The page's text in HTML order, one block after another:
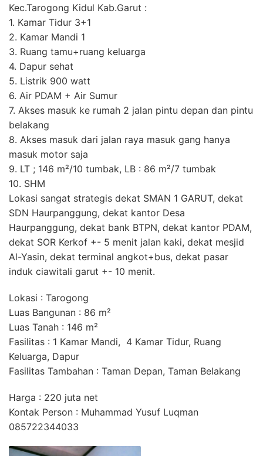
Kec.Tarogong Kidul Kab.Garut :
1. Kamar Tidur 3+1
2. Kamar Mandi 1
3. Ruang tamu+ruang keluarga
4. Dapur sehat
5. Listrik 900 watt
6. Air PDAM + Air Sumur
7. Akses masuk ke rumah 2 jalan pintu depan dan pintu
belakang
8. Akses masuk dari jalan raya masuk gang hanya
masuk motor saja
9. LT ; 146 m²/10 tumbak, LB : 86 m²/7 tumbak
10. SHM
Lokasi sangat strategis dekat SMAN 1 GARUT, dekat
SDN Haurpanggung, dekat kantor Desa
Haurpanggung, dekat bank BTPN, dekat kantor PDAM,
dekat SOR Kerkof +- 5 menit jalan kaki, dekat mesjid
Al-Yasin, dekat terminal angkot+bus, dekat pasar
induk ciawitali garut +- 10 menit.
Lokasi : Tarogong
Luas Bangunan : 86 m²
Luas Tanah : 146 m²
Fasilitas : 1 Kamar Mandi, 4 Kamar Tidur, Ruang
Keluarga, Dapur
Fasilitas Tambahan : Taman Depan, Taman Belakang
Harga : 220 juta net
Kontak Person : Muhammad Yusuf Luqman
085722344033